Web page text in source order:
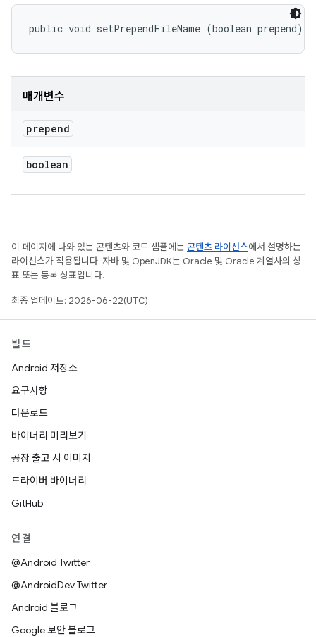
public void setPrependFileName (boolean prepend)
매개변수
prepend
boolean
이 페이지에 나와 있는 콘텐츠와 코드 샘플에는 콘텐츠 라이선스에서 설명하는
라이선스가 적용됩니다. 자바 및 OpenJDK는 Oracle 및 Oracle 계열사의 상
표 또는 등록 상표입니다.
최종 업데이트: 2026-06-22(UTC)
빌드
Android 저장소
요구사항
다운로드
바이너리 미리보기
공장 출고 시 이미지
드라이버 바이너리
GitHub
연결
@Android Twitter
@AndroidDev Twitter
Android 블로그
Google 보안 블로그